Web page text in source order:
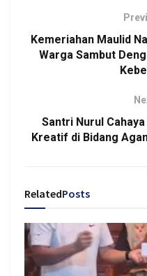
Kemeriahan Maulid
Warga Sambut
Santri Nurul
Kreatif di Bidang
RelatedPosts